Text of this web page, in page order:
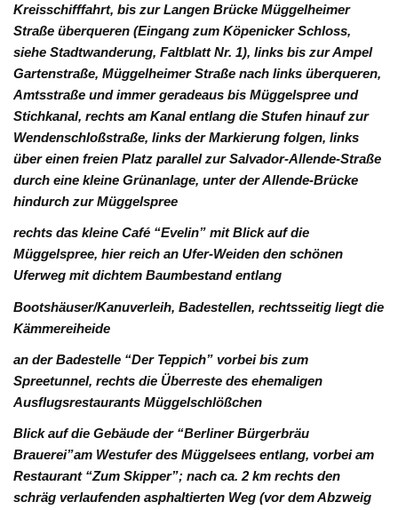
Kreisschifffahrt, bis zur Langen Brücke Müggelheimer
Straße überqueren (Eingang zum Köpenicker Schloss,
siehe Stadtwanderung, Faltblatt Nr. 1), links bis zur Ampel
Gartenstraße, Müggelheimer Straße nach links überqueren,
Amtsstraße und immer geradeaus bis Müggelspree und
Stichkanal, rechts am Kanal entlang die Stufen hinauf zur
Wendenschloßstraße, links der Markierung folgen, links
über einen freien Platz parallel zur Salvador-Allende-Straße
durch eine kleine Grünanlage, unter der Allende-Brücke
hindurch zur Müggelspree
rechts das kleine Café “Evelin” mit Blick auf die
Müggelspree, hier reich an Ufer-Weiden den schönen
Uferweg mit dichtem Baumbestand entlang
Bootshäuser/Kanuverleih, Badestellen, rechtsseitig liegt die
Kämmereiheide
an der Badestelle “Der Teppich” vorbei bis zum
Spreetunnel, rechts die Überreste des ehemaligen
Ausflugsrestaurants Müggelschlößchen
Blick auf die Gebäude der “Berliner Bürgerbräu
Brauerei”am Westufer des Müggelsees entlang, vorbei am
Restaurant “Zum Skipper”; nach ca. 2 km rechts den
schräg verlaufenden asphaltierten Weg (vor dem Abzweig